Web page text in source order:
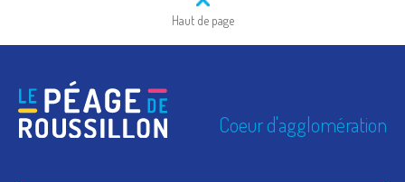
Haut de page
Coeur d'agglomération